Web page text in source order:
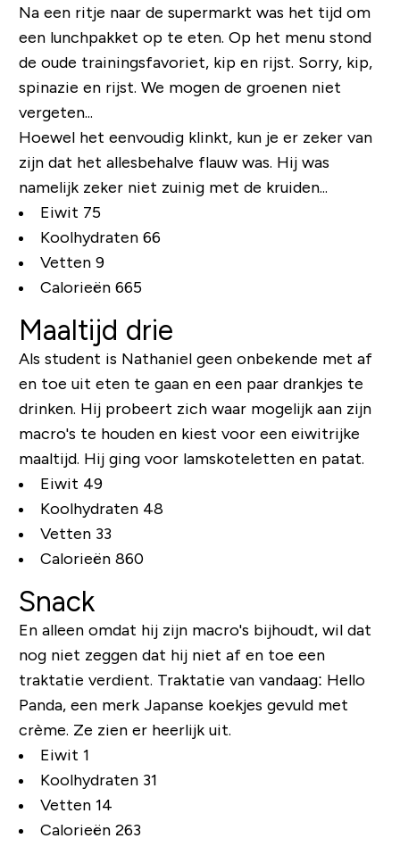
Na een ritje naar de supermarkt was het tijd om
een ​​lunchpakket op te eten. Op het menu stond
de oude trainingsfavoriet, kip en rijst. Sorry, kip,
spinazie en rijst. We mogen de groenen niet
vergeten...
Hoewel het eenvoudig klinkt, kun je er zeker van
zijn dat het allesbehalve flauw was. Hij was
namelijk zeker niet zuinig met de kruiden...
Eiwit 75
Koolhydraten 66
Vetten 9
Calorieën 665
Maaltijd drie
Als student is Nathaniel geen onbekende met af
en toe uit eten te gaan en een paar drankjes te
drinken. Hij probeert zich waar mogelijk aan zijn
macro's te houden en kiest voor een eiwitrijke
maaltijd. Hij ging voor lamskoteletten en patat.
Eiwit 49
Koolhydraten 48
Vetten 33
Calorieën 860
Snack
En alleen omdat hij zijn macro's bijhoudt, wil dat
nog niet zeggen dat hij niet af en toe een
traktatie verdient. Traktatie van vandaag: Hello
Panda, een merk Japanse koekjes gevuld met
crème. Ze zien er heerlijk uit.
Eiwit 1
Koolhydraten 31
Vetten 14
Calorieën 263